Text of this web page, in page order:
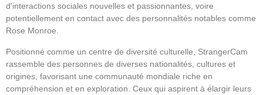
d'interactions sociales nouvelles et passionnantes, voire
potentiellement en contact avec des personnalités notables comme
Rose Monroe.
Positionné comme un centre de diversité culturelle, StrangerCam
rassemble des personnes de diverses nationalités, cultures et
origines, favorisant une communauté mondiale riche en
compréhension et en exploration. Ceux qui aspirent à élargir leurs